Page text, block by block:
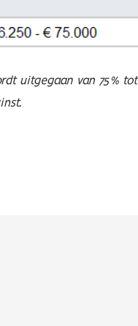
uitgegaan van 75% tot